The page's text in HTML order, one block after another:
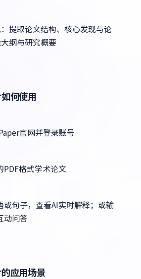
提取论文结构、核心发现与论
纲与研究概要
何使用
官网并登录账号
PDF格式学术论文
或句子，查看AI实时解释；或输
动问答
应用场景